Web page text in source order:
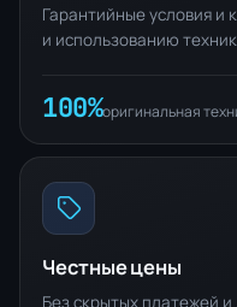
Гарантийные условия
и использованию
100%оригинальная
Честные цены
Без скрытых платежей